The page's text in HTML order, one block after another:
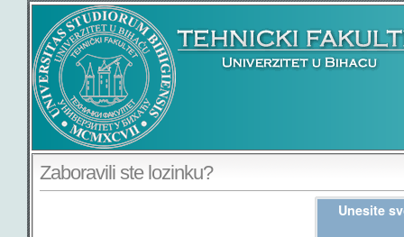
Zaboravili ste lozinku?
Unesite